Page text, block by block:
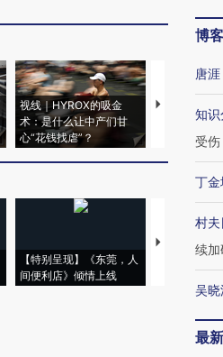
视线｜HYROX的吸金
术：是什么让中产们甘
心“花钱找虐”？
马航飞行员
粒摇头丸 尿
【特别呈现】《东莞，人
间便利店》倾情上线
【推广】走
会，让数智
博客
唐涯
知
受伤
丁金
村
续加
吴晓
最